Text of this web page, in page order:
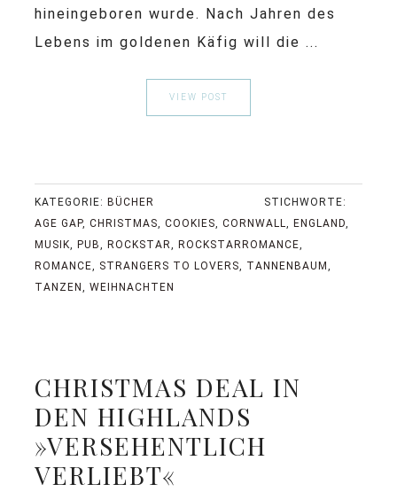
hineingeboren wurde. Nach Jahren des
Lebens im goldenen Käfig will die ...
VIEW POST
KATEGORIE: BÜCHER
STICHWORTE:
AGE GAP, CHRISTMAS, COOKIES, CORNWALL, ENGLAND,
MUSIK, PUB, ROCKSTAR, ROCKSTARROMANCE,
ROMANCE, STRANGERS TO LOVERS, TANNENBAUM ,
TANZEN , WEIHNACHTEN
CHRISTMAS DEAL IN
DEN HIGHLANDS
»VERSEHENTLICH
VERLIEBT«